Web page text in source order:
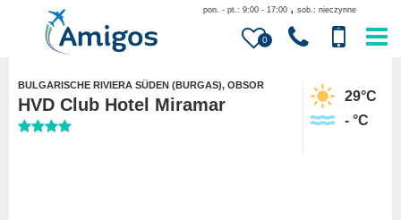
0
pon. - pt.: 9:00 - 17:00 , sob.: nieczynne
BULGARISCHE RIVIERA SÜDEN (BURGAS), OBSOR
HVD Club Hotel Miramar 29°C
-°C